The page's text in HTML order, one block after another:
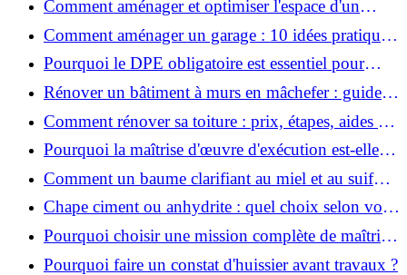
Comment aménager et optimiser l'espace d'un
studio : 10 astuces pratiques ?
Comment aménager un garage : 10 idées pratiques
et efficaces ?
Pourquoi le DPE obligatoire est essentiel pour
vendre ou louer un bien ?
Rénover un bâtiment à murs en mâchefer : guide
pratique et solutions
Comment rénover sa toiture : prix, étapes, aides et
réglementation ?
Pourquoi la maîtrise d'œuvre d'exécution est-elle
indispensable pour vos chantiers ?
Comment un baume clarifiant au miel et au suif
peut-il purifier la peau ?
Chape ciment ou anhydrite : quel choix selon votre
projet ?
Pourquoi choisir une mission complète de maîtrise
d’œuvre pour réussir vos projets?
Pourquoi faire un constat d'huissier avant travaux ?